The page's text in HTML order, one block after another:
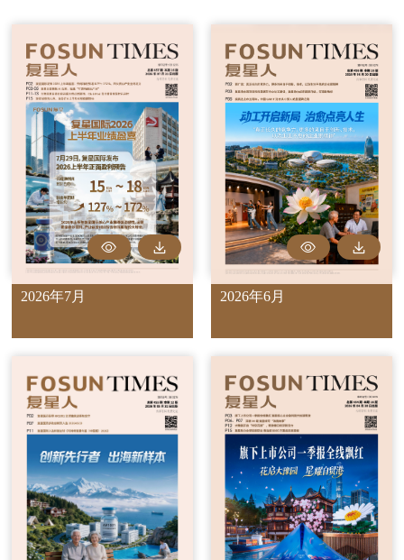
2026年7月 2026年6月